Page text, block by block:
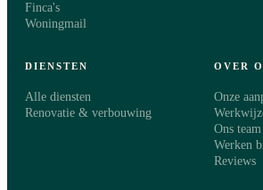
privacyverklaring.
gegevens alleen om contact op te nemen
Finca's
Woningmail
DIENSTEN
Alle diensten
Renovatie & verbouwing
OVER
Onze
Ons team
Werken
Reviews